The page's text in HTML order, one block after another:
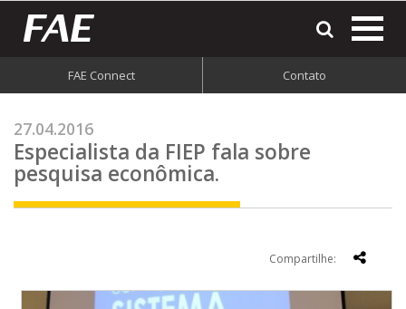
FAE Connect Contato
27.04.2016
Especialista da FIEP fala sobre
pesquisa econômica.
Compartilhe: